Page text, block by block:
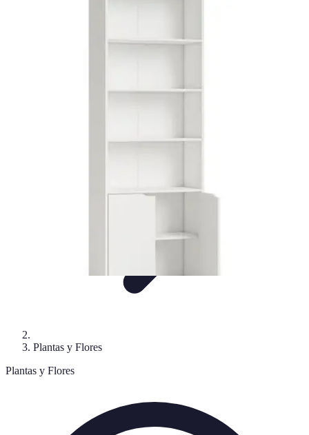
Plantas y Flores
Plantas y Flores